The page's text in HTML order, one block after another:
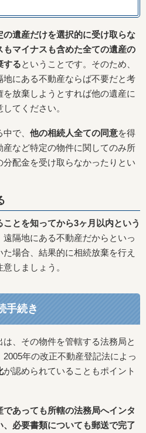
の遺産だけを選択的に受け取らな
マイナスも含めた全ての遺産の
するということです。そのため、
にある不動産ならば不要だと考
放棄しようとすれば他の遺産に
てください。
で、 他の相続人全ての同意を得
など特定の物件に関してのみ所
配金を受け取らなかったりとい
とを知ってから3ヶ月以内という
隔地にある不動産だからといっ
場合、結果的に相続放棄を行え
しましょう。
手続き
、その物件を管轄する法務局と
年の改正不動産登記法によっ
が認められていることもポイント
であっても所轄の法務局へインタ
必要書類についても郵送で完了